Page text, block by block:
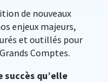
de nouveaux
enjeux majeurs,
et outillés pour
Comptes.
qu’elle